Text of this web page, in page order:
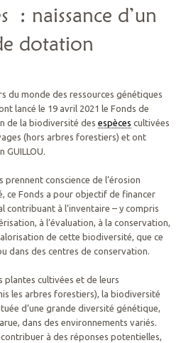
: naissance d’un
dotation
du monde des ressources génétiques
lancé le 19 avril 2021 le Fonds de
de la biodiversité des espèces cultivées
(hors arbres forestiers) et ont
GUILLOU.
conscience de l’érosion
ce Fonds a pour objectif de financer
contribuant à l’inventaire – y compris
à l’évaluation, à la conservation,
de cette biodiversité, que ce
dans des centres de conservation.
plantes cultivées et de leurs
les arbres forestiers), la biodiversité
d’une grande diversité génétique,
dans des environnements variés.
à des réponses potentielles,